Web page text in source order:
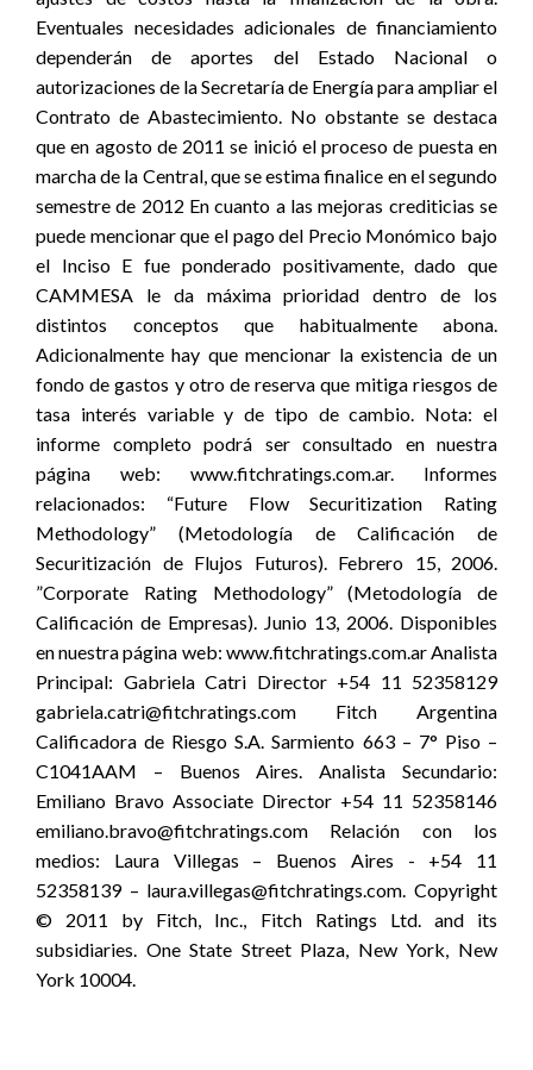
Eventuales necesidades adicionales de financiamiento
dependerán de aportes del Estado Nacional o
autorizaciones de la Secretaría de Energía para ampliar el
Contrato de Abastecimiento. No obstante se destaca
que en agosto de 2011 se inició el proceso de puesta en
marcha de la Central, que se estima finalice en el segundo
semestre de 2012 En cuanto a las mejoras crediticias se
puede mencionar que el pago del Precio Monómico bajo
el Inciso E fue ponderado positivamente, dado que
CAMMESA le da máxima prioridad dentro de los
distintos conceptos que habitualmente abona.
Adicionalmente hay que mencionar la existencia de un
fondo de gastos y otro de reserva que mitiga riesgos de
tasa interés variable y de tipo de cambio. Nota: el
informe completo podrá ser consultado en nuestra
página web: www.fitchratings.com.ar. Informes
relacionados: “Future Flow Securitization Rating
Methodology” (Metodología de Calificación de
Securitización de Flujos Futuros). Febrero 15, 2006.
”Corporate Rating Methodology” (Metodología de
Calificación de Empresas). Junio 13, 2006. Disponibles
en nuestra página web: www.fitchratings.com.ar Analista
Principal: Gabriela Catri Director +54 11 52358129
gabriela.catri@fitchratings.com Fitch Argentina
Calificadora de Riesgo S.A. Sarmiento 663 – 7° Piso –
C1041AAM – Buenos Aires. Analista Secundario:
Emiliano Bravo Associate Director +54 11 52358146
emiliano.bravo@fitchratings.com Relación con los
medios: Laura Villegas – Buenos Aires - +54 11
52358139 – laura.villegas@fitchratings.com. Copyright
© 2011 by Fitch, Inc., Fitch Ratings Ltd. and its
subsidiaries. One State Street Plaza, New York, New
York 10004.